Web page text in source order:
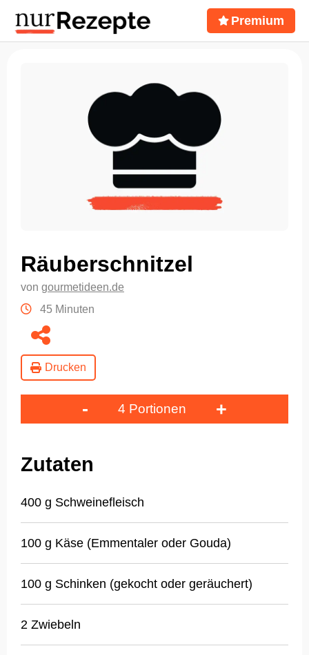
Premium
Räuberschnitzel
von gourmetideen.de
45 Minuten
Drucken
- 4 Portionen +
Zutaten
400 g Schweinefleisch
100 g Käse (Emmentaler oder Gouda)
100 g Schinken (gekocht oder geräuchert)
2 Zwiebeln